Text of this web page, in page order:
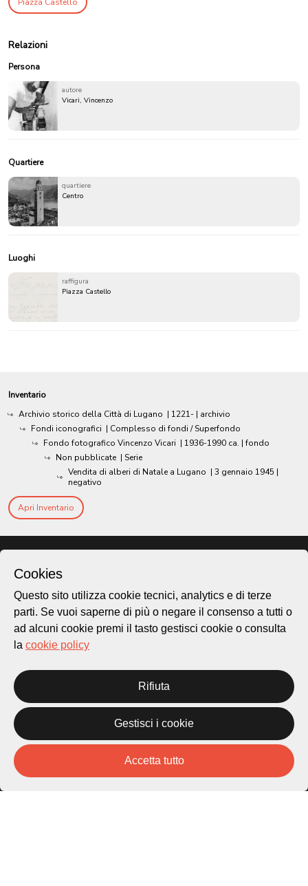
Piazza Castello
Relazioni
Persona
autore
Vicari, Vincenzo
Quartiere
quartiere
Centro
Luoghi
raffigura
Piazza Castello
Inventario
Archivio storico della Città di Lugano | 1221- | archivio
Fondi iconografici | Complesso di fondi / Superfondo
Fondo fotografico Vincenzo Vicari | 1936-1990 ca. | fondo
Non pubblicate | Serie
Vendita di alberi di Natale a Lugano | 3 gennaio 1945 |
negativo
Apri Inventario
Città di Lugano
Piazza Carlo Cattaneo 1
6976 Castagnola
Cookies
Questo sito utilizza cookie tecnici, analytics e di terze
parti. Se vuoi saperne di più o negare il consenso a tutti o
ad alcuni cookie premi il tasto gestisci cookie o consulta
la cookie policy
Rifiuta
Gestisci i cookie
Accetta tutto